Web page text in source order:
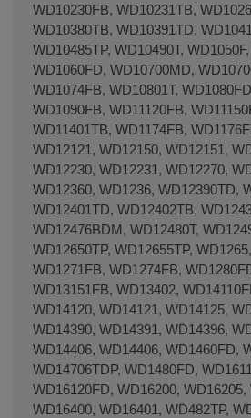
WD10230FB, WD10231TB,
WD10380TB, WD10391TD,
WD10485TP, WD10490T,
WD1060FD, WD10700MD,
WD1074FB, WD10801T,
WD1090FB, WD11120FB,
WD11401TB, WD1174FB,
WD12121, WD12150, WD12151,
WD12230, WD12231, WD12270,
WD12360, WD1236, WD12390TD,
WD12401TD, WD12402TB,
WD12476BDM, WD12480T,
WD12650TP, WD12655TP,
WD1271FB, WD1274FB,
WD13151FB, WD13402,
WD14120, WD14121, WD14125,
WD14390, WD14391, WD14396,
WD14406, WD14406, WD1460FD,
WD14706TDP, WD1480FD,
WD16120FD, WD16200, WD16205,
WD16400, WD16401, WD482TP,